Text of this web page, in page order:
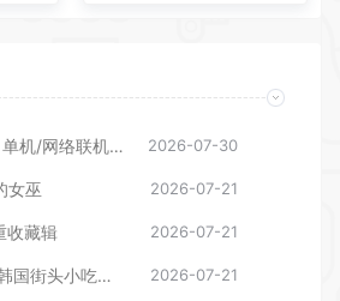
幻兽帕鲁/Palworld 单机/网络联机 （更新v1.0.1.10619） 2026-07-30
女巫 2026-07-21
收藏辑 2026-07-21
POJANGMACHA :韩国街头小吃模拟器 2026-07-21